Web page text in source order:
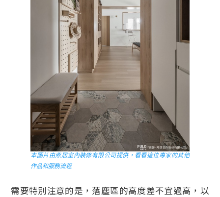
本圖片由燕居室內裝修有限公司提供，看看這位專家的其他
作品和服務流程
需要特別注意的是，落塵區的高度差不宜過高，以